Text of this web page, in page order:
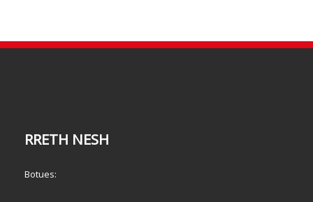
RRETH NESH
Botues: